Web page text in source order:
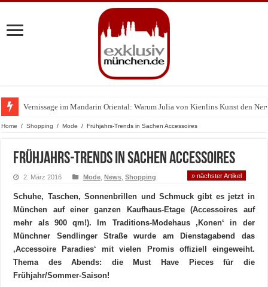
Vernissage im Mandarin Oriental: Warum Julia von Kienlins Kunst den
Home / Shopping / Mode / Frühjahrs-Trends in Sachen Accessoires
Frühjahrs-Trends in Sachen Accessoires
2. März 2016 Mode ,News ,Shopping » nächster Artikel
Schuhe, Taschen, Sonnenbrillen und Schmuck gibt es jetzt in
München auf einer ganzen Kaufhaus-Etage (Accessoires auf
mehr als 900 qm!). Im Traditions-Modehaus ‚Konen‘ in der
Münchner Sendlinger Straße wurde am Dienstagabend das
‚Accessoire Paradies‘ mit vielen Promis offiziell eingeweiht.
Thema des Abends: die Must Have Pieces für die
Frühjahr/Sommer-Saison!